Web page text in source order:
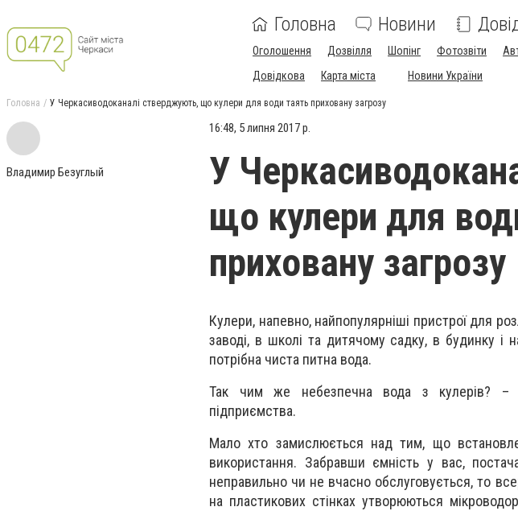
Головна Новини
Оголошення Дозвілля Шопінг Фотозвіти
Довідкова
Карта міста Новини України
Головна У Черкасиводоканалі стверджують, що кулери для води таять приховану загрозу
Владимир Безуглый
16:48, 5 липня 2017 р.
У
що кулери для
приховану загрозу
Кулери, напевно, найпопулярніші пристрої для
заводі, в школі та дитячому садку, в будинку і
потрібна чиста питна вода.
Так чим же небезпечна вода з кулерів? –
підприємства.
Мало хто замислюється над тим, що
використання. Забравши ємність у вас,
неправильно чи не вчасно обслуговується, то
на пластикових стінках утворюються